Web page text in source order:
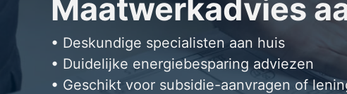
Maatwerkadvies
• Deskundige specialisten aan huis
• Duidelijke energiebesparing adviezen
• Geschikt voor subsidie-aanvragen of